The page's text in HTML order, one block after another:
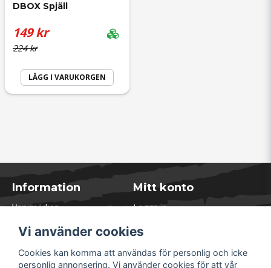
DBOX Spjäll
224 kr
149 kr
LÄGG I VARUKORGEN
Information
Varumärken
Kontakta oss
Öppettider Lager
Mitt konto
Logga in
Glömt lösenord?
Vi använder cookies
Cookies kan komma att användas för personlig och icke
personlig annonsering. Vi använder cookies för att vår